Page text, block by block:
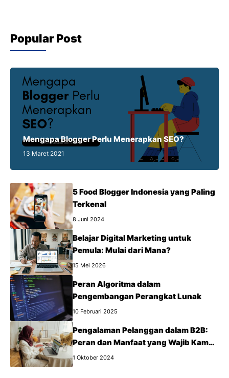
Popular Post
Mengapa Blogger Perlu Menerapkan SEO?
13 Maret 2021
5 Food Blogger Indonesia yang Paling
Terkenal
8 Juni 2024
Belajar Digital Marketing untuk
Pemula: Mulai dari Mana?
15 Mei 2026
Peran Algoritma dalam
Pengembangan Perangkat Lunak
10 Februari 2025
Pengalaman Pelanggan dalam B2B:
Peran dan Manfaat yang Wajib Kamu
Tahu
1 Oktober 2024